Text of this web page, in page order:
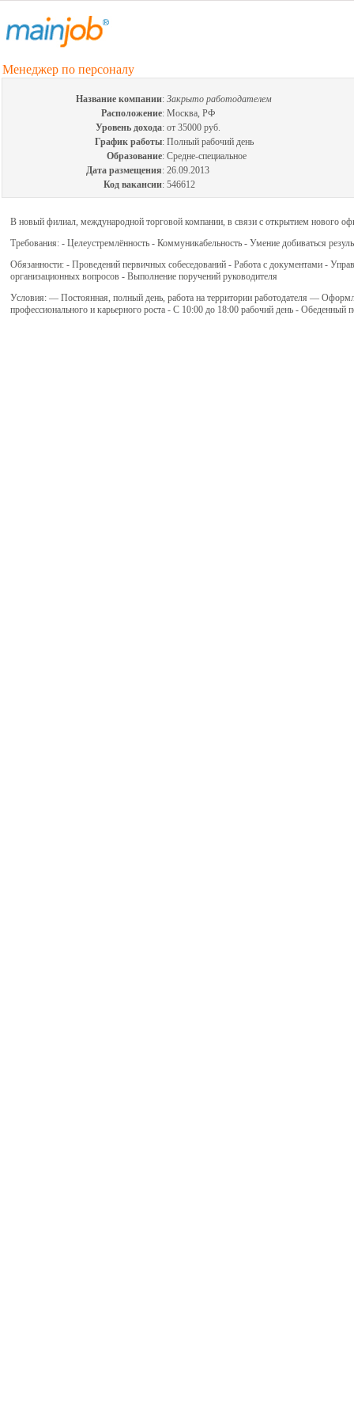
Менеджер по персоналу
Название компании: Закрыто работодателем
Расположение: Москва, РФ
Уровень дохода: от 35000 руб.
График работы: Полный рабочий день
Образование: Средне-специальное
Дата размещения: 26.09.2013
Код вакансии: 546612
В новый филиал, международной торговой компании, в связи с открытием нового
Требования: - Целеустремлённость - Коммуникабельность - Умение добиваться
Обязанности: - Проведений первичных собеседований - Работа с документами -
организационных вопросов - Выполнение поручений руководителя
Условия: — Постоянная, полный день, работа на территории работодателя —
профессионального и карьерного роста - С 10:00 до 18:00 рабочий день - Обеденный